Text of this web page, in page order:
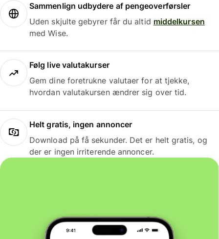
Sammenlign udbydere af pengeoverførsler
Uden skjulte gebyrer får du altid middelkursen
med Wise.
Følg live valutakurser
Gem dine foretrukne valutaer for at tjekke,
hvordan valutakursen ændrer sig over tid.
Helt gratis, ingen annoncer
Download på få sekunder. Det er helt gratis, og
der er ingen irriterende annoncer.